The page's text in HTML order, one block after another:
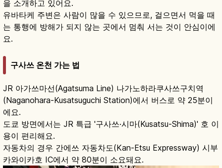
을 소개하고 있어요.
유바타케 주변은 사람이 많을 수 있으므로, 걸으면서 먹을 때
는 통행에 방해가 되지 않는 곳에서 멈춰 서는 것이 안심이에
요.
구사쓰 온천 가는 법
JR 아가쓰마선(Agatsuma Line) 나가노하라쿠사쓰구치역
(Naganohara-Kusatsuguchi Station)에서 버스로 약 25분이
에요.
도쿄 방면에서는 JR 특급 '구사쓰·시마(Kusatsu-Shima)' 호 이
용이 편리해요.
자동차의 경우 간에쓰 자동차도(Kan-Etsu Expressway) 시부
카와이카호 IC에서 약 80분이 소요돼요.